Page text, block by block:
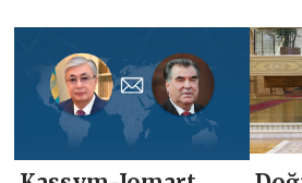
kuruluşunun 30. yıl
dönümü onuruna
düzenlenen askeri
geçit törenine
yıl